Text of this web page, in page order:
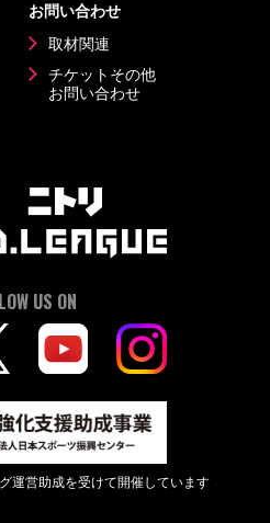
お問い合わせ
取材関連
チケットその他
お問い合わせ
US ON
運営助成を受けて開催しています